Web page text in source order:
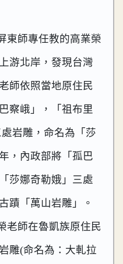
東師專任教的高業榮
游北岸，發現台灣
師依照當地原住民
察峨」，「祖布里
岩雕，命名為「莎
，內政部將「孤巴
莎娜奇勒娥」三處
蹟「萬山岩雕」。
老師在魯凱族原住民
雕(命名為：大軋拉